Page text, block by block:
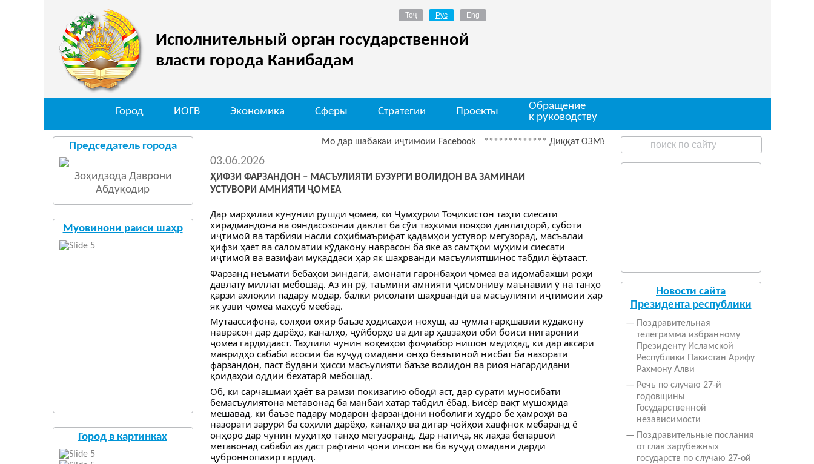
Исполнительный орган государственной
власти города Канибадам
Город ИОГВ Экономика Сферы Стратегии Проекты
Обращение
к руководству
Председатель города
Зоҳидзода Даврони
Абдуқодир
Муовинони раиси шаҳр
Город в картинках
Мо дар шабакаи иҷтимоии Facebook *************Диққат ОЗМУН барои ишғоли чои корӣ
03.06.2026
ҲИФЗИ ФАРЗАНДОН – МАСЪУЛИЯТИ БУЗУРГИ ВОЛИДОН ВА ЗАМИНАИ
УСТУВОРИ АМНИЯТИ ҶОМЕА
Дар марҳилаи кунунии рушди ҷомеа, ки Ҷумҳурии Тоҷикистон таҳти сиёсати
хирадмандона ва ояндасозонаи давлат ба сӯи таҳкими пояҳои давлатдорӣ, суботи
иҷтимоӣ ва тарбияи насли соҳибмаърифат қадамҳои устувор мегузорад, масъалаи
ҳифзи ҳаёт ва саломатии кӯдакону наврасон ба яке аз самтҳои муҳими сиёсати
иҷтимоӣ ва вазифаи муқаддаси ҳар як шаҳрванди масъулиятшинос табдил ёфтааст.
Фарзанд неъмати бебаҳои зиндагӣ, амонати гаронбаҳои ҷомеа ва идомабахши роҳи
давлату миллат мебошад. Аз ин рӯ, таъмини амнияти ҷисмониву маънавии ӯ на танҳо
қарзи ахлоқии падару модар, балки рисолати шаҳрвандӣ ва масъулияти иҷтимоии ҳар
як узви ҷомеа маҳсуб меёбад.
Мутаассифона, солҳои охир баъзе ҳодисаҳои нохуш, аз ҷумла ғарқшавии кӯдакону
наврасон дар дарёҳо, каналҳо, ҷӯйборҳо ва дигар ҳавзаҳои обӣ боиси нигаронии
ҷомеа гардидааст. Таҳлили чунин воқеаҳои фоҷиабор нишон медиҳад, ки дар аксари
мавридҳо сабаби асосии ба вуҷуд омадани онҳо беэътиноӣ нисбат ба назорати
фарзандон, паст будани ҳисси масъулияти баъзе волидон ва риоя нагардидани
қоидаҳои оддии бехатарӣ мебошад.
Об, ки сарчашмаи ҳаёт ва рамзи покизагию ободӣ аст, дар сурати муносибати
бемасъулиятона метавонад ба манбаи хатар табдил ёбад. Бисёр вақт мушоҳида
мешавад, ки баъзе падару модарон фарзандони ноболиғи худро бе ҳамроҳӣ ва
назорати зарурӣ ба соҳили дарёҳо, каналҳо ва дигар ҷойҳои хавфнок мебаранд ё
онҳоро дар чунин муҳитҳо танҳо мегузоранд. Дар натиҷа, як лаҳза бепарвоӣ
метавонад сабаби аз даст рафтани ҷони инсон ва ба вуҷуд омадани дарди
ҷуброннопазир гардад.
Новости сайта
Президента республики
—
Поздравительная
телеграмма избранному
Президенту Исламской
Республики Пакистан Арифу
Рахмону Алви
— Речь по случаю 27-й
годовщины
Государственной
независимости
—
Поздравительные послания
от глав зарубежных
государств по случаю 27-ой